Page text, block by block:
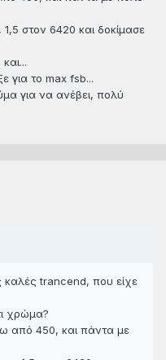
1,5 στον 6420 και δοκίμασε
για το max fsb...
για να ανέβει, πολύ
καλές trancend, που είχε
χρώμα?
από 450, και πάντα με